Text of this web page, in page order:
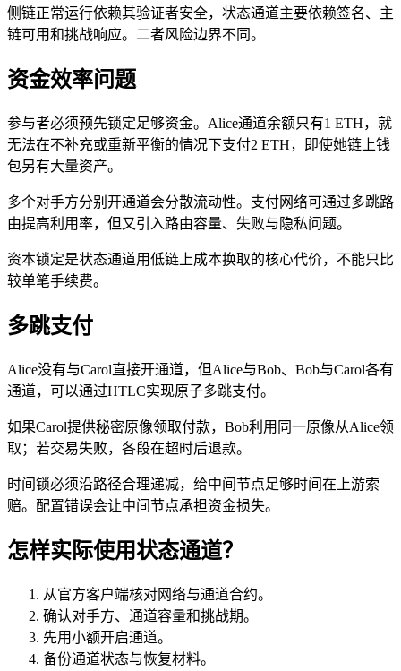
侧链正常运行依赖其验证者安全，状态通道主要依赖签名、主
链可用和挑战响应。二者风险边界不同。
资金效率问题
参与者必须预先锁定足够资金。Alice通道余额只有1 ETH，就
无法在不补充或重新平衡的情况下支付2 ETH，即使她链上钱
包另有大量资产。
多个对手方分别开通道会分散流动性。支付网络可通过多跳路
由提高利用率，但又引入路由容量、失败与隐私问题。
资本锁定是状态通道用低链上成本换取的核心代价，不能只比
较单笔手续费。
多跳支付
Alice没有与Carol直接开通道，但Alice与Bob、Bob与Carol各有
通道，可以通过HTLC实现原子多跳支付。
如果Carol提供秘密原像领取付款，Bob利用同一原像从Alice领
取；若交易失败，各段在超时后退款。
时间锁必须沿路径合理递减，给中间节点足够时间在上游索
赔。配置错误会让中间节点承担资金损失。
怎样实际使用状态通道？
从官方客户端核对网络与通道合约。
确认对手方、通道容量和挑战期。
先用小额开启通道。
备份通道状态与恢复材料。